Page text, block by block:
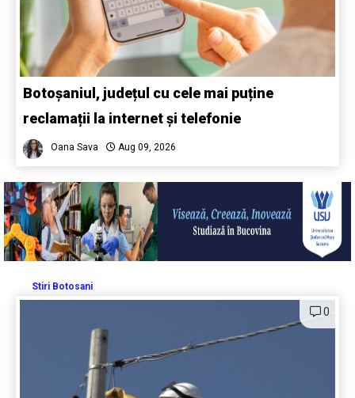
Botoșaniul, județul cu cele mai puține
reclamații la internet și telefonie
Oana Sava Aug 09, 2026
Stiri Botosani
0